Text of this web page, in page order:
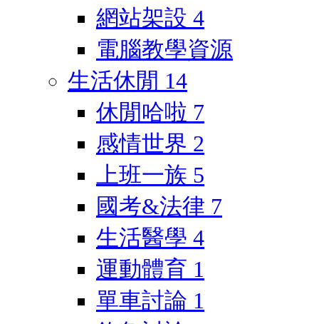
網站架設 4
電腦教學資源
生活休閒 14
休閒哈啦 7
感情世界 2
上班一族 5
國考&法律 7
生活醫學 4
運動體育 1
單車討論 1